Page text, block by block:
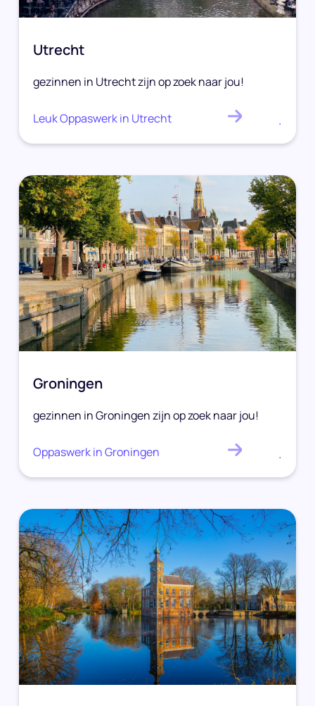
Utrecht
gezinnen in Utrecht zijn op zoek naar jou!
Leuk Oppaswerk in Utrecht .
Groningen
gezinnen in Groningen zijn op zoek naar jou!
Oppaswerk in Groningen .